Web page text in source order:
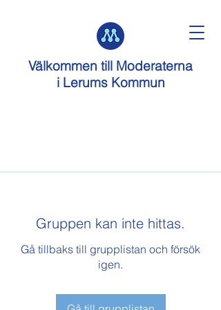
Välkommen till Moderaterna
i Lerums Kommun
Gruppen kan inte hittas.
Gå tillbaks till grupplistan och försök
igen.